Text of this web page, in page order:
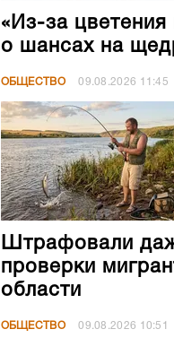
«Из-за
о шансах на
ОБЩЕСТВО 09.08.2026 11:45
Штрафовали
проверки
области
ОБЩЕСТВО 09.08.2026 10:51